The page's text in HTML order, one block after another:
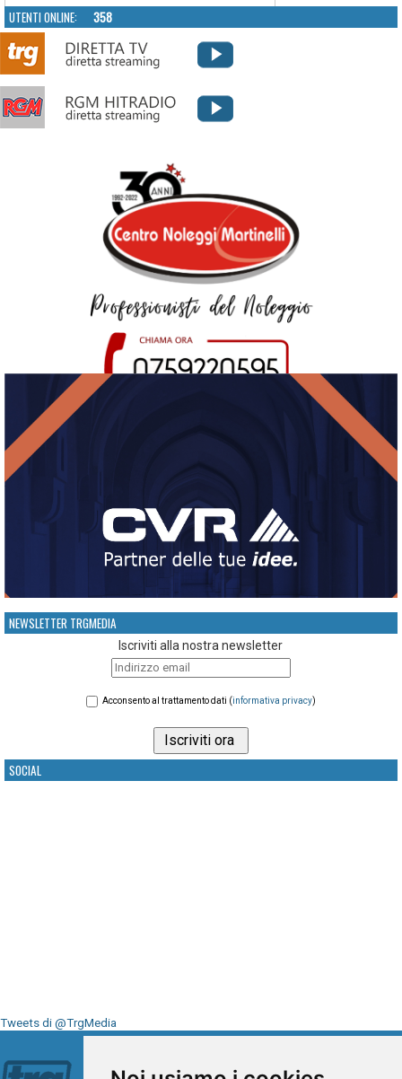
UTENTI ONLINE: 358
NEWSLETTER TRGMEDIA
Iscriviti alla nostra newsletter
Acconsento al trattamento dati (informativa privacy)
SOCIAL
Tweets di @TrgMedia